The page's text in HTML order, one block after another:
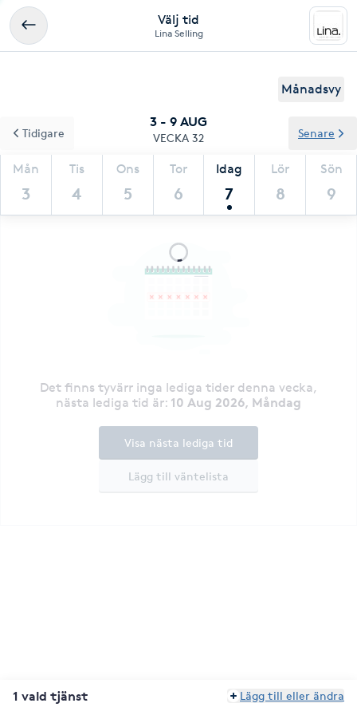
Välj tid
Lina Selling
Månadsvy
3 - 9 AUG
VECKA 32
Mån
3
Tis
4
Ons
5
Tor
6
Idag
7
Lör
8
Sön
9
Tidigare Senare
Det finns tyvärr inga lediga tider denna vecka,
nästa lediga tid är: 10 Aug 2026, Måndag
Lägg till väntelista
Visa nästa lediga tid
1 vald tjänst Lägg till eller ändra